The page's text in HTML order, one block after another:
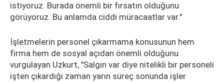
istiyoruz. Burada önemli bir fırsatın olduğunu
görüyoruz. Bu anlamda ciddi müracaatlar var."
İşletmelerin personel çıkarmama konusunun hem
firma hem de sosyal açıdan önemli olduğunu
vurgulayan Uzkurt, "Salgın var diye nitelikli bir personeli
işten çıkardığı zaman yarın süreç sonunda işler